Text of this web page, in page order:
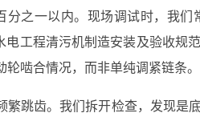
分之一以内。现场调试时，我
电工程清污机制造安装及验收
啮合情况，而非单纯调紧链条。
繁跳齿。我们拆开检查，发现是